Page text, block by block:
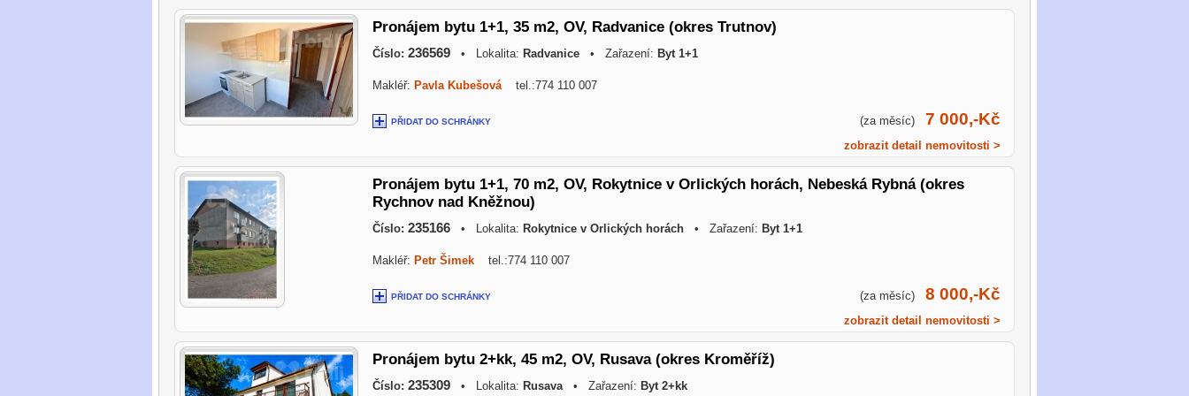
Pronájem bytu 1+1, 35 m2, OV, Radvanice (okres Trutnov)
Číslo: 236569 • Lokalita: Radvanice • Zařazení: Byt 1+1
Makléř: Pavla Kubešovátel.:774 110 007
(za měsíc) 7 000,-Kč
PŘIDAT DO SCHRÁNKY
zobrazit detail nemovitosti >
Pronájem bytu 1+1, 70 m2, OV, Rokytnice v Orlických horách, Nebeská Rybná (okres
Rychnov nad Kněžnou)
Číslo: 235166 • Lokalita: Rokytnice v Orlických horách • Zařazení: Byt 1+1
Makléř: Petr Šimek tel.:774 110 007
(za měsíc) 8 000,-Kč
PŘIDAT DO SCHRÁNKY
zobrazit detail nemovitosti >
Pronájem bytu 2+kk, 45 m2, OV, Rusava (okres Kroměříž)
Číslo: 235309 • Lokalita: Rusava• Zařazení: Byt 2+kk